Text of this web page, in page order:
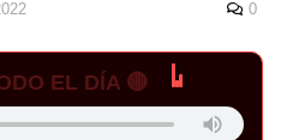
0
EL DÍA 🔴